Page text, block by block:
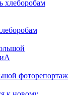
фоторепортаж